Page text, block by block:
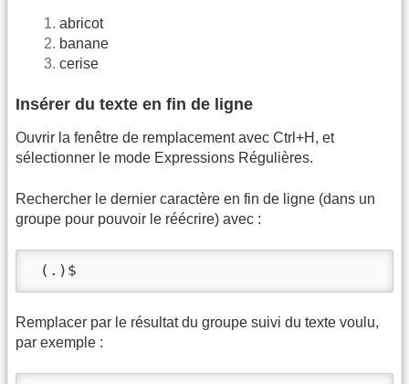
abricot
banane
cerise
Insérer du texte en fin de ligne
Ouvrir la fenêtre de remplacement avec Ctrl+H, et
sélectionner le mode Expressions Régulières.
Rechercher le dernier caractère en fin de ligne (dans un
groupe pour pouvoir le réécrire) avec :
(.)$
Remplacer par le résultat du groupe suivi du texte voulu,
par exemple :